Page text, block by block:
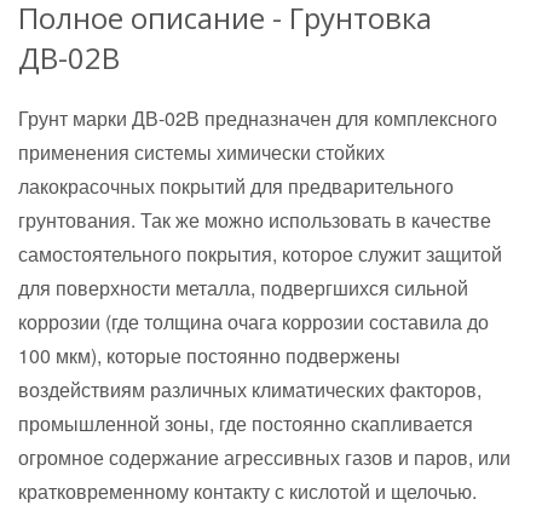
Полное описание - Грунтовка
ДВ-02В
Грунт марки ДВ-02В предназначен для комплексного
применения системы химически стойких
лакокрасочных покрытий для предварительного
грунтования. Так же можно использовать в качестве
самостоятельного покрытия, которое служит защитой
для поверхности металла, подвергшихся сильной
коррозии (где толщина очага коррозии составила до
100 мкм), которые постоянно подвержены
воздействиям различных климатических факторов,
промышленной зоны, где постоянно скапливается
огромное содержание агрессивных газов и паров, или
кратковременному контакту с кислотой и щелочью.